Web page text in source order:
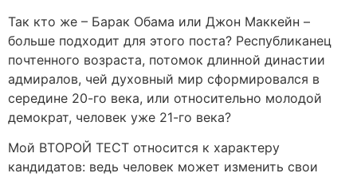
Так кто же – Барак Обама или Джон Маккейн –
больше подходит для этого поста? Республиканец
почтенного возраста, потомок длинной династии
адмиралов, чей духовный мир сформировался в
середине 20-го века, или относительно молодой
демократ, человек уже 21-го века?
Мой ВТОРОЙ ТЕСТ относится к характеру
кандидатов: ведь человек может изменить свои